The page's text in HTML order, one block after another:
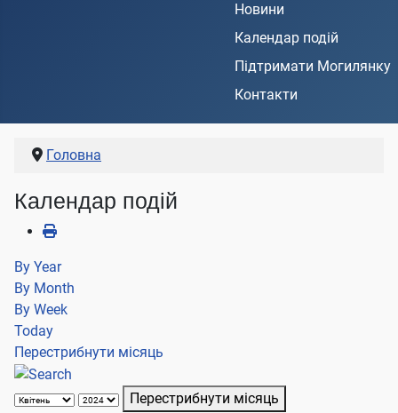
Новини
Календар подій
Підтримати Могилянку
Контакти
Головна
Календар подій
By Year
By Month
By Week
Today
Перестрибнути місяць
Перестрибнути місяць